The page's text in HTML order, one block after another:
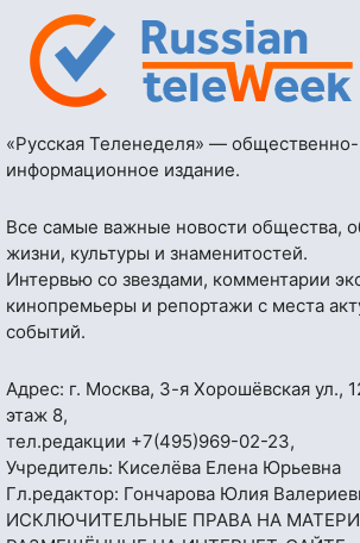
«Русская Теленеделя» — общественно-
информационное издание.
Все самые важные новости общества,
жизни, культуры и знаменитостей.
Интервью со звездами, комментарии
кинопремьеры и репортажи с места
событий.
Адрес: г. Москва, 3-я Хорошёвская ул.,
этаж 8,
тел.редакции +7(495)969-02-23,
Учредитель: Киселёва Елена Юрьевна
Гл.редактор: Гончарова Юлия
ИСКЛЮЧИТЕЛЬНЫЕ ПРАВА НА